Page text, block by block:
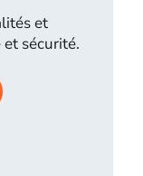
et
sécurité.